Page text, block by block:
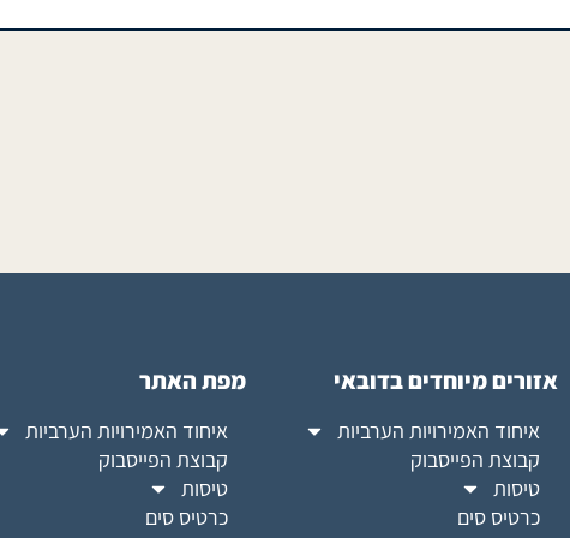
אזורים מיוחדים בדובאי
איחוד האמירויות הערביות
קבוצת הפייסבוק
טיסות
כרטיס סים
מפת האתר
איחוד האמירויות הערביות
קבוצת הפייסבוק
טיסות
כרטיס סים